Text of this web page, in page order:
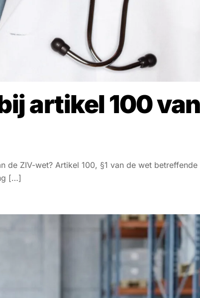
artikel 100 van
ZIV-wet? Artikel 100, §1 van de wet betreffende
[…]